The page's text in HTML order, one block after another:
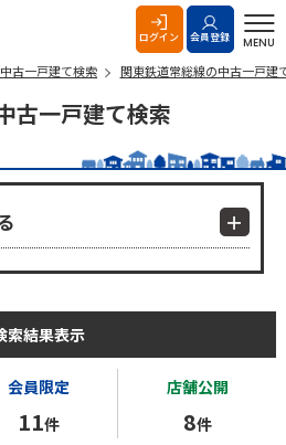
ログイン 会員登録 MENU
中古一戸建て検索 関東鉄道常総線の中古一戸建
古一戸建て検索
索結果表示
会員限定
11件
店舗公開
8件